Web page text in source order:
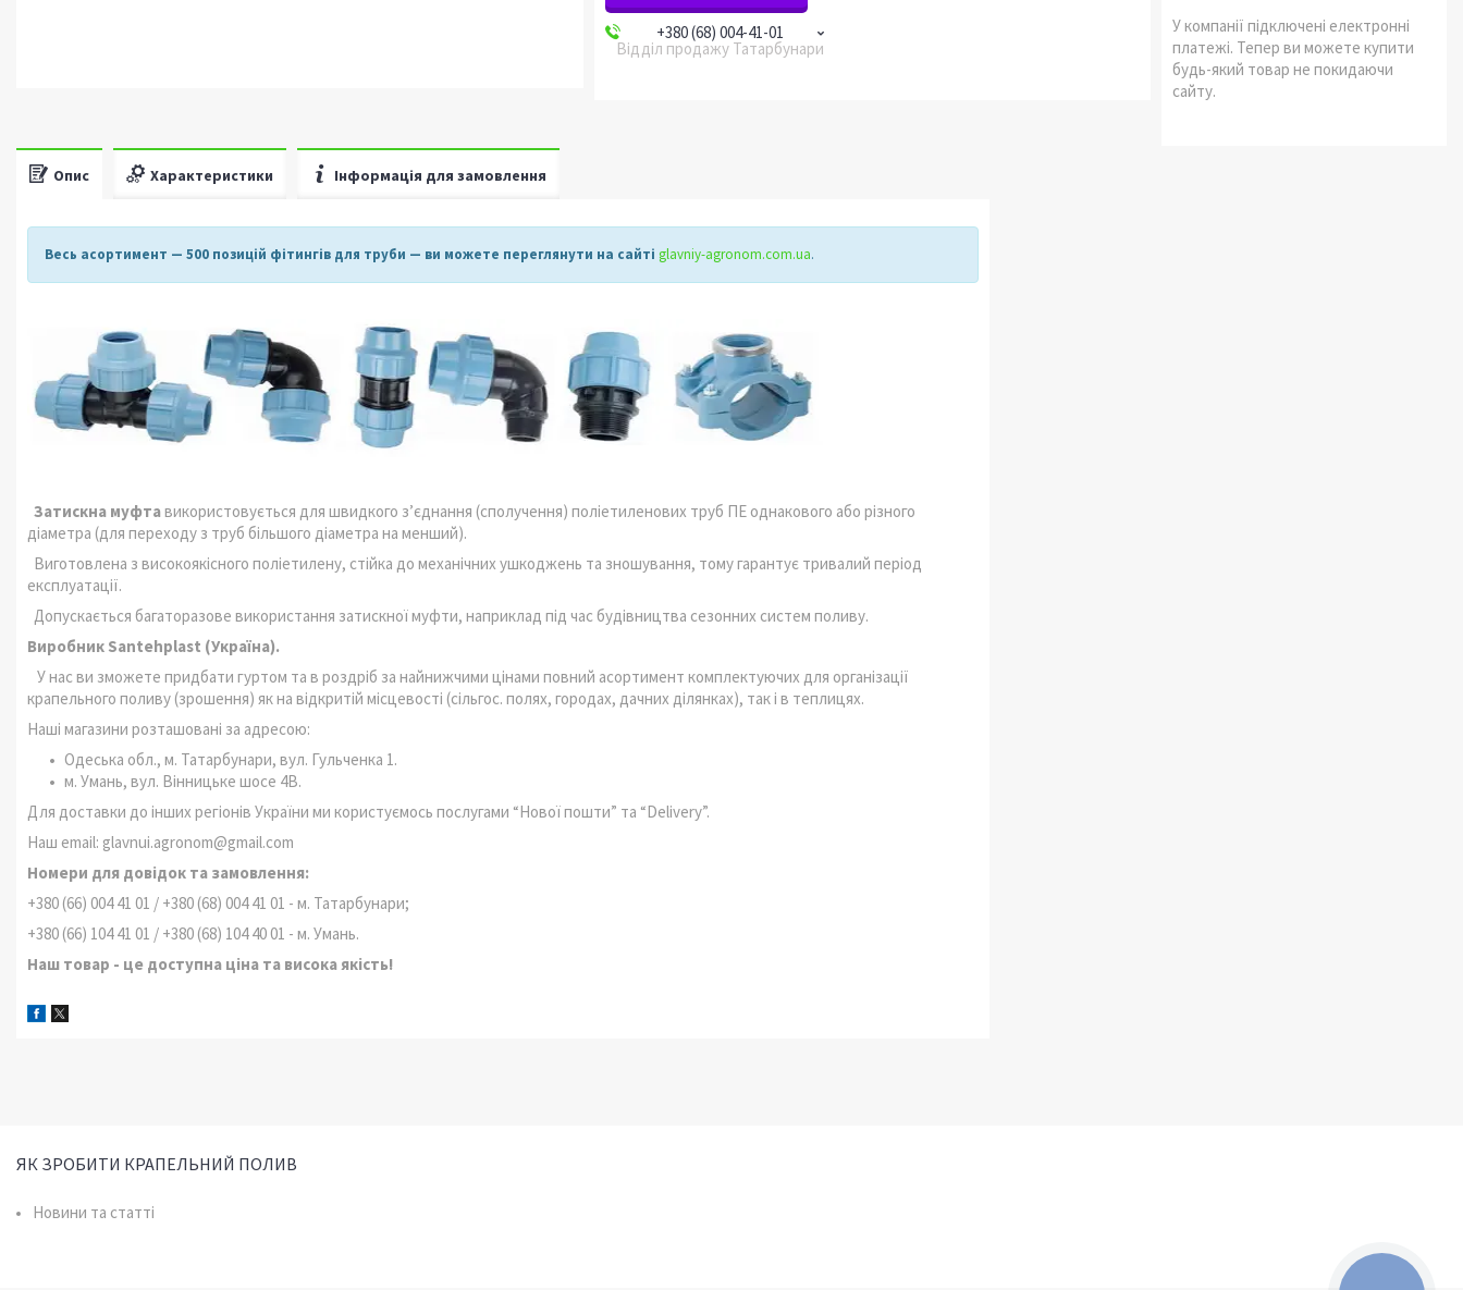
+380 (68) 004-41-01
Відділ продажу Татарбунари
У компанії підключені електронні
платежі. Тепер ви можете купити
будь-який товар не покидаючи
сайту.
Опис Характеристики Інформація для замовлення
Весь асортимент — 500 позицій фітингів для труби — ви можете переглянути на сайті glavniy-agronom.com.ua​.
Затискна муфтавикористовується для швидкого зʼєднання (сполучення) поліетиленових труб ПЕ однакового або різного
діаметра (для переходу з труб більшого діаметра на менший).
Виготовлена з високоякісного поліетилену, стійка до механічних ушкоджень та зношування, тому гарантує тривалий період
експлуатації.
Допускається багаторазове використання затискної муфти, наприклад під час будівництва сезонних систем поливу.
Виробник Santehplast (Україна).
У нас ви зможете придбати гуртом та в роздріб за найнижчими цінами повний асортимент комплектуючих для організації
крапельного поливу (зрошення) як на відкритій місцевості (сільгос. полях, городах, дачних ділянках), так і в теплицях.
Наші магазини розташовані за адресою:
Одеська обл., м. Татарбунари, вул. Гульченка 1.
м. Умань, вул. Вінницьке шосе 4В.
Для доставки до інших регіонів України ми користуємось послугами “Нової пошти” та “Delivery”.
Наш email: glavnui.agronom@gmail.com
Номери для довідок та замовлення:
+380 (66) 004 41 01 / +380 (68) 004 41 01 - м. Татарбунари;
+380 (66) 104 41 01 / +380 (68) 104 40 01 - м. Умань.
Наш товар - це доступна ціна та висока якість!
ЯК ЗРОБИТИ КРАПЕЛЬНИЙ ПОЛИВ
Новини та статті